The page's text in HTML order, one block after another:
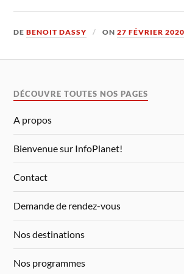
DEBENOIT DASSY ON27 FÉVRIER 2020
DÉCOUVRE TOUTES NOS PAGES
A propos
Bienvenue sur InfoPlanet!
Contact
Demande de rendez-vous
Nos destinations
Nos programmes